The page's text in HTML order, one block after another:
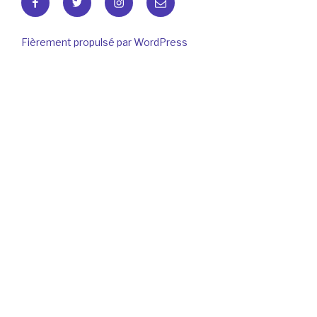
mail
Fièrement propulsé par WordPress